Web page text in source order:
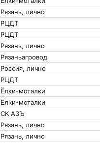
Рязань, лично
РЦДТ
РЦДТ
Рязань, лично
Рязаньагровод
Россия, лично
РЦДТ
Ёлки-моталки
Ёлки-моталки
СК АЗЪ
Рязань, лично
Рязань, лично